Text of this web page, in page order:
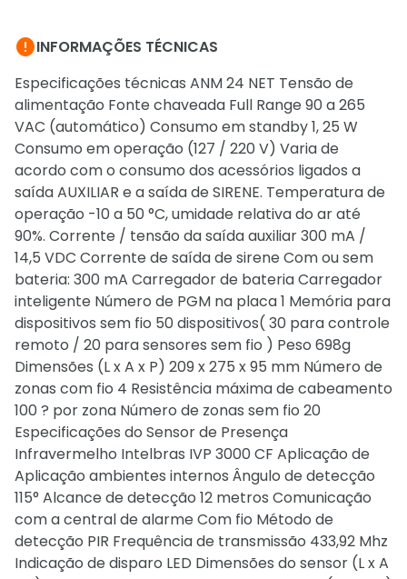
INFORMAÇÕES TÉCNICAS
Especificações técnicas ANM 24 NET Tensão de
alimentação Fonte chaveada Full Range 90 a 265
VAC (automático) Consumo em standby 1, 25 W
Consumo em operação (127 / 220 V) Varia de
acordo com o consumo dos acessórios ligados a
saída AUXILIAR e a saída de SIRENE. Temperatura de
operação -10 a 50 °C, umidade relativa do ar até
90%. Corrente / tensão da saída auxiliar 300 mA /
14,5 VDC Corrente de saída de sirene Com ou sem
bateria: 300 mA Carregador de bateria Carregador
inteligente Número de PGM na placa 1 Memória para
dispositivos sem fio 50 dispositivos( 30 para controle
remoto / 20 para sensores sem fio ) Peso 698g
Dimensões (L x A x P) 209 x 275 x 95 mm Número de
zonas com fio 4 Resistência máxima de cabeamento
100 ? por zona Número de zonas sem fio 20
Especificações do Sensor de Presença
Infravermelho Intelbras IVP 3000 CF Aplicação de
Aplicação ambientes internos Ângulo de detecção
115° Alcance de detecção 12 metros Comunicação
com a central de alarme Com fio Método de
detecção PIR Frequência de transmissão 433,92 Mhz
Indicação de disparo LED Dimensões do sensor (L x A